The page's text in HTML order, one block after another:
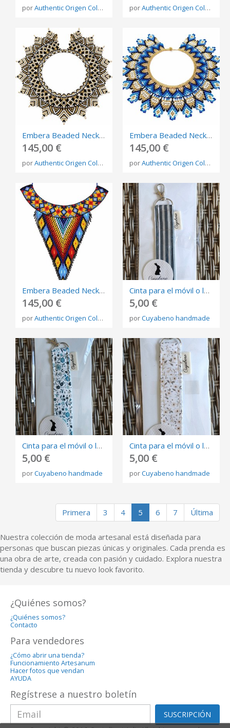
porAuthentic Origen Colombia porAuthentic Origen Colombia
Embera Beaded Necklace – Handmade Indigenous Jewelry from Colombia
145,00 €
porAuthentic Origen Colombia
Embera Beaded Necklace – Handmade Indigenous Jewelry from Colombia
145,00 €
porAuthentic Origen Colombia
Embera Beaded Necklace – Handmade Indigenous Jewelry from Colombia
145,00 €
porAuthentic Origen Colombia
Cinta para el móvil o las llaves.
5,00 €
porCuyabeno handmade
Cinta para el móvil o las llaves.
5,00 €
porCuyabeno handmade
Cinta para el móvil o las llaves.
5,00 €
porCuyabeno handmade
Primera 3 4 5 6 7 Última
Nuestra colección de moda artesanal está diseñada para
personas que buscan piezas únicas y originales. Cada prenda es
una obra de arte, creada con pasión y cuidado. Explora nuestra
tienda y descubre tu nuevo look favorito.
¿Quiénes somos?
¿Quiénes somos?
Contacto
Para vendedores
¿Cómo abrir una tienda?
Funcionamiento Artesanum
Hacer fotos que vendan
AYUDA
Regístrese a nuestro boletín
SUSCRIPCIÓN